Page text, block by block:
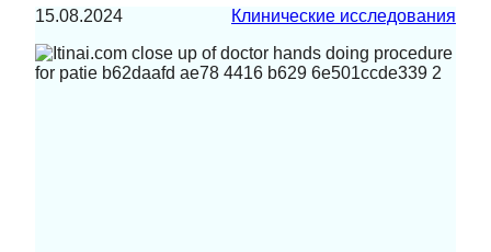
15.08.2024 Клинические исследования